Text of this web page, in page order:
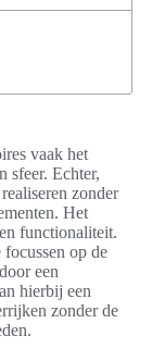
vaak het
sfeer. Echter,
zonder
Het
functionaliteit.
op de
een
hierbij een
zonder de